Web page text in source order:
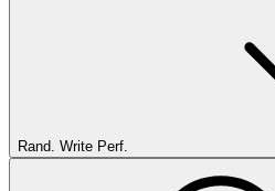
Rand. Write Perf.